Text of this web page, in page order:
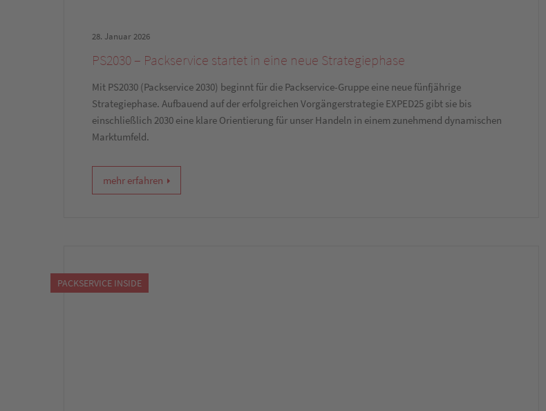
28. Januar 2026
PS2030 – Packservice startet in eine neue Strategiephase
Mit PS2030 (Packservice 2030) beginnt für die Packservice-Gruppe eine neue fünfjährige
Strategiephase. Aufbauend auf der erfolgreichen Vorgängerstrategie EXPED25 gibt sie bis
einschließlich 2030 eine klare Orientierung für unser Handeln in einem zunehmend dynamischen
Marktumfeld.
mehr erfahren
PACKSERVICE INSIDE